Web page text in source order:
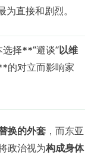
直接和剧烈。
选择**“避谈”以维
的对立而影响家
换的外套 ，而东亚
政治视为构成身体